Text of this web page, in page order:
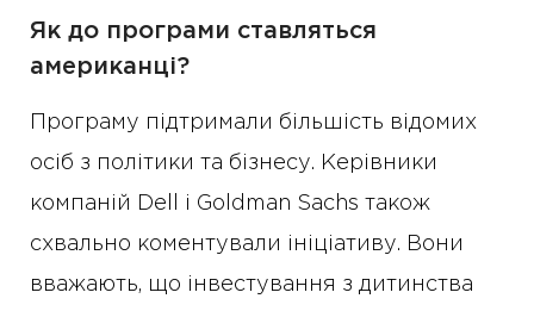
Як до програми ставляться
американці?
Програму підтримали більшість відомих
осіб з політики та бізнесу. Керівники
компаній Dell і Goldman Sachs також
схвально коментували ініціативу. Вони
вважають, що інвестування з дитинства